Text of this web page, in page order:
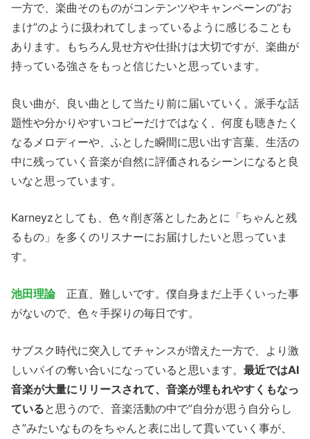
一方で、楽曲そのものがコンテンツやキャンペーンの“お
まけ”のように扱われてしまっているように感じることも
あります。もちろん見せ方や仕掛けは大切ですが、楽曲が
持っている強さをもっと信じたいと思っています。
良い曲が、良い曲として当たり前に届いていく。派手な話
題性や分かりやすいコピーだけではなく、何度も聴きたく
なるメロディーや、ふとした瞬間に思い出す言葉、生活の
中に残っていく音楽が自然に評価されるシーンになると良
いなと思っています。
Karneyzとしても、色々削ぎ落としたあとに「ちゃんと残
るもの」を多くのリスナーにお届けしたいと思っていま
す。
池田理論正直、難しいです。僕自身まだ上手くいった事
がないので、色々手探りの毎日です。
サブスク時代に突入してチャンスが増えた一方で、より激
しいパイの奪い合いになっていると思います。 最近ではAI
音楽が大量にリリースされて、音楽が埋もれやすくもなっ
ていると思うので、音楽活動の中で”自分が思う自分らし
さ”みたいなものをちゃんと表に出して貫いていく事が、